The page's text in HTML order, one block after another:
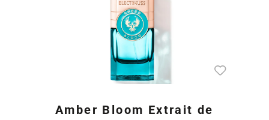
Amber Bloom Extrait de